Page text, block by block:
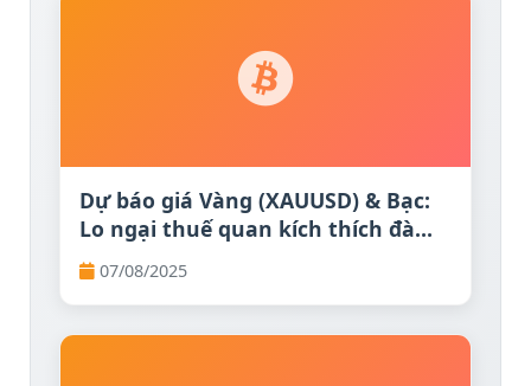
Dự báo giá Vàng (XAUUSD) & Bạc:
Lo ngại thuế quan kích thích đà
tăng của tài sản trú ẩn an toàn |
FXEmpire
07/08/2025